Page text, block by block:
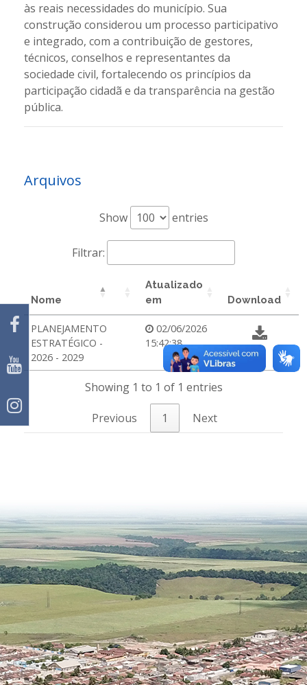
às reais necessidades do município. Sua
construção considerou um processo participativo
e integrado, com a contribuição de gestores,
técnicos, conselhos e representantes da
sociedade civil, fortalecendo os princípios da
participação cidadã e da transparência na gestão
pública.
Arquivos
Show entries
Filtrar:
Nome
Atualizado
em
Download
PLANEJAMENTO
ESTRATÉGICO -
2026 - 2029
02/06/2026
15:42:38
Showing 1 to 1 of 1 entries
Previous 1 Next